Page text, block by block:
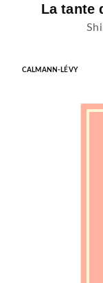
La tante
CALMANN-LÉVY